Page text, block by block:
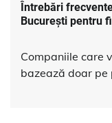
Întrebări
București pentru
Companiile care
bazează doar